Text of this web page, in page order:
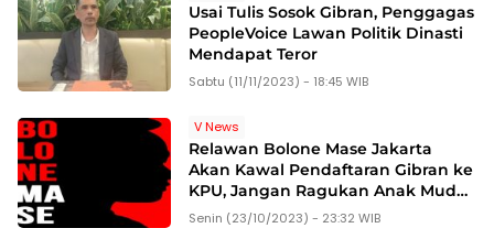
Usai Tulis Sosok Gibran, Penggagas
PeopleVoice Lawan Politik Dinasti
Mendapat Teror
Sabtu (11/11/2023) - 18:45 WIB
V News
Relawan Bolone Mase Jakarta
Akan Kawal Pendaftaran Gibran ke
KPU, Jangan Ragukan Anak Muda
Dalam Kepemimpinan Nasional
Senin (23/10/2023) - 23:32 WIB